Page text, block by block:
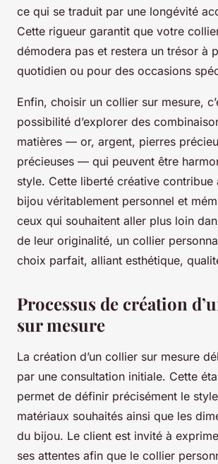
ce qui se traduit par une longévité
Cette rigueur garantit que votre
démodera pas et restera un trésor à
quotidien ou pour des occasions
Enfin, choisir un collier sur mesure,
possibilité d’explorer des
matières — or, argent, pierres
précieuses — qui peuvent être
style. Cette liberté créative
bijou véritablement personnel et
ceux qui souhaitent aller plus loin
de leur originalité, un collier
choix parfait, alliant esthétique,
Processus de création
sur mesure
La création d’un collier sur mesure
par une consultation initiale. Cette
permet de définir précisément le
matériaux souhaités ainsi que les
du bijou. Le client est invité à
ses attentes afin que le collier